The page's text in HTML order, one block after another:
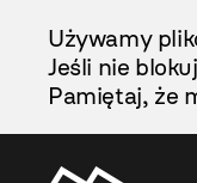
Treści
Używamy
Jeśli nie
Pamiętaj, że